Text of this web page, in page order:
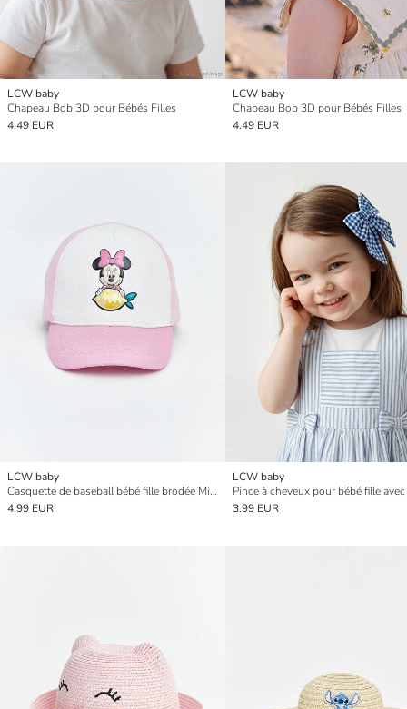
LCW baby
Chapeau Bob 3D pour Bébés Filles
4.49 EUR
LCW baby
Chapeau Bob 3D pour Bébés Filles
4.49 EUR
LCW baby
Casquette de baseball bébé fille brodée Minnie Mouse
4.99 EUR
LCW baby
3.99 EUR